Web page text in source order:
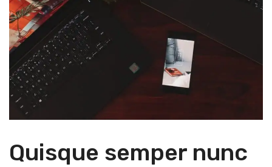
Quisque semper nunc